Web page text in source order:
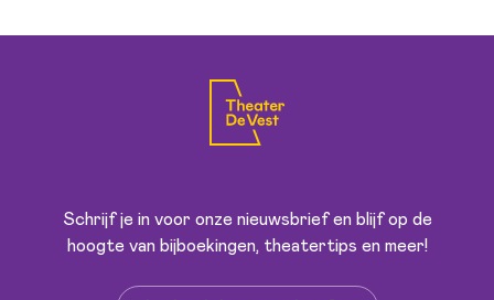
Schrijf je in voor onze nieuwsbrief en blijf op de
hoogte van bijboekingen, theatertips en meer!